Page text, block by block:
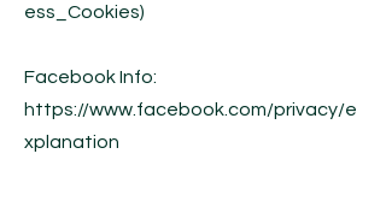
ess_Cookies)
Facebook Info:
https://www.facebook.com/privacy/e
xplanation